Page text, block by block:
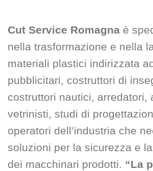
Cut Service Romagna è
nella trasformazione e nella
materiali plastici indirizzata
pubblicitari, costruttori di
costruttori nautici, arredatori,
vetrinisti, studi di
operatori dell’industria che
soluzioni per la sicurezza e
dei macchinari prodotti. “La